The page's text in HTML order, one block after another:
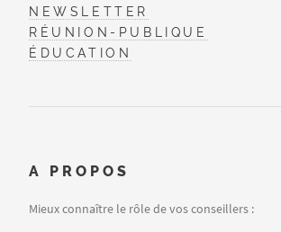
NEWSLETTER
RÉUNION-PUBLIQUE
ÉDUCATION
A PROPOS
Mieux connaître le rôle de vos conseillers :